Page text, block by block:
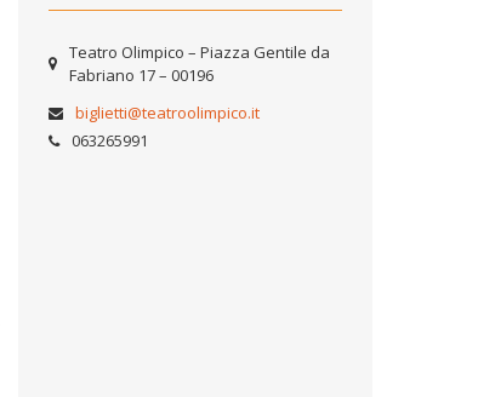
Teatro Olimpico – Piazza Gentile da
Fabriano 17 – 00196
biglietti@teatroolimpico.it
063265991